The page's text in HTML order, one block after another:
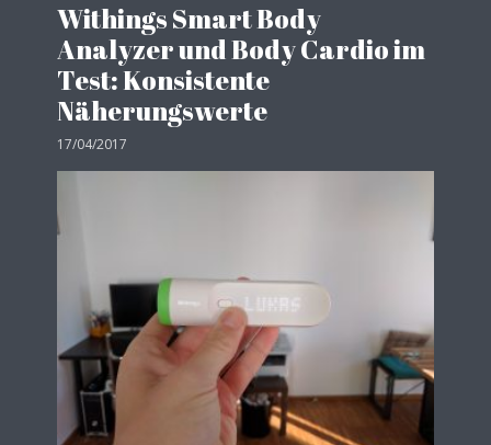
Withings Smart Body
Analyzer und Body Cardio im
Test: Konsistente
Näherungswerte
17/04/2017